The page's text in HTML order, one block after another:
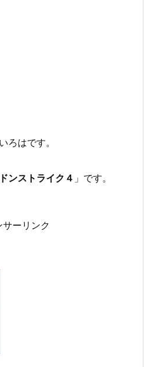
ろはです。
ンストライク４ 」です。
サーリンク